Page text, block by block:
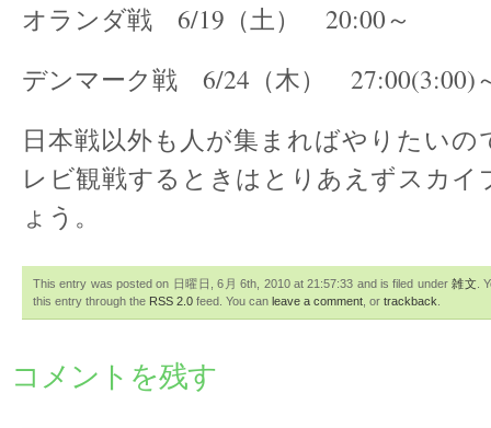
オランダ戦 6/19（土） 20:00～
デンマーク戦 6/24（木） 27:00(3:00)
日本戦以外も人が集まればやりたいの
レビ観戦するときはとりあえずスカイ
ょう。
This entry was posted on 日曜日, 6月 6th, 2010 at 21:57:33 and is filed under雑文 .
this entry through the RSS 2.0 feed. You can leave a comment , or trackback
コメントを残す